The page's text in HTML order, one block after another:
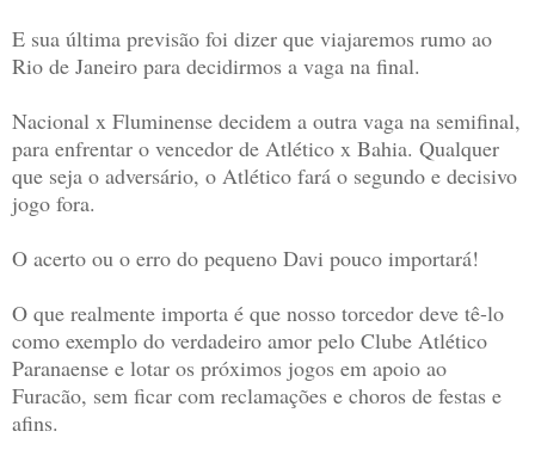
E sua última previsão foi dizer que viajaremos rumo ao
Rio de Janeiro para decidirmos a vaga na final.
Nacional x Fluminense decidem a outra vaga na semifinal,
para enfrentar o vencedor de Atlético x Bahia. Qualquer
que seja o adversário, o Atlético fará o segundo e decisivo
jogo fora.
O acerto ou o erro do pequeno Davi pouco importará!
O que realmente importa é que nosso torcedor deve tê-lo
como exemplo do verdadeiro amor pelo Clube Atlético
Paranaense e lotar os próximos jogos em apoio ao
Furacão, sem ficar com reclamações e choros de festas e
afins.